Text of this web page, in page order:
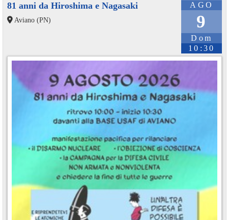
AGO
9
Dom
10:30
81 anni da Hiroshima e Nagasaki
Aviano (PN)